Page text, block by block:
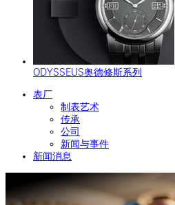
ODYSSEUS奥德修斯系列
表厂
制表艺术
传承
公司
新闻与事件
新闻消息